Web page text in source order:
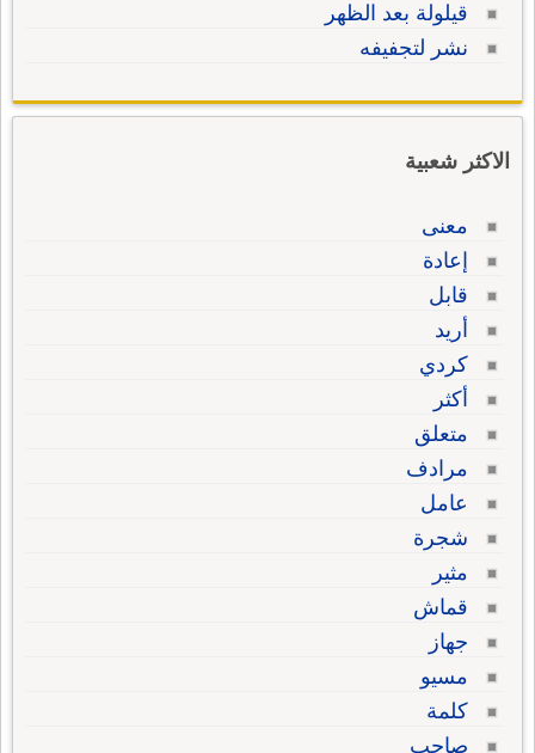
قيلولة بعد الظهر
نشر لتجفيفه
الاكثر شعبية
معنى
إعادة
قابل
أريد
كردي
أكثر
متعلق
مرادف
عامل
شجرة
مثير
قماش
جهاز
مسيو
كلمة
صاحب